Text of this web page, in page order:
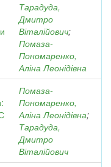
Тарадуда,
Дмитро
Віталійович;
Помаза-
Пономаренко,
Аліна Леонідівна
Помаза-
Пономаренко,
Аліна Леонідівна;
Тарадуда,
Дмитро
Віталійович